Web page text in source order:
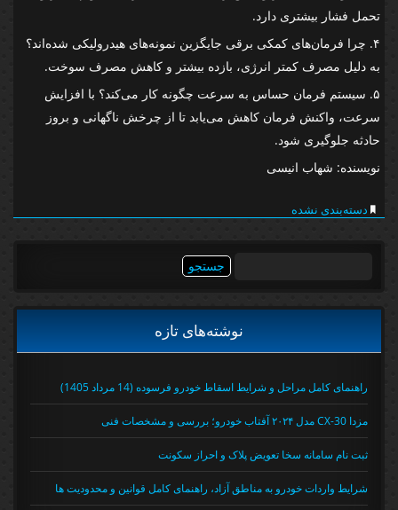
تحمل فشار بیشتری دارد.
۴. چرا فرمان‌های کمکی برقی جایگزین نمونه‌های هیدرولیکی شده‌اند؟
به دلیل مصرف کمتر انرژی، بازده بیشتر و کاهش مصرف سوخت.
۵. سیستم فرمان حساس به سرعت چگونه کار می‌کند؟ با افزایش
سرعت، واکنش فرمان کاهش می‌یابد تا از چرخش ناگهانی و بروز
حادثه جلوگیری شود.
نویسنده: شهاب انیسی
دسته‌بندی نشده
نوشته‌های تازه
راهنمای کامل مراحل و شرایط اسقاط خودرو فرسوده (14 مرداد 1405)
مزدا CX-30 مدل ۲۰۲۴ آفتاب خودرو؛ بررسی و مشخصات فنی
ثبت نام سامانه سخا تعویض پلاک و احراز سکونت
شرایط واردات خودرو به مناطق آزاد، راهنمای کامل قوانین و محدودیت ها